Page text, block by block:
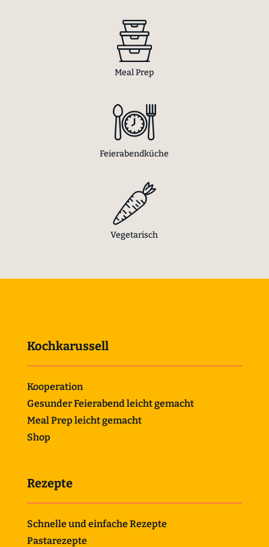
Meal Prep
Feierabendküche
Vegetarisch
Kochkarussell
Kooperation
Gesunder Feierabend leicht gemacht
Meal Prep leicht gemacht
Shop
Rezepte
Schnelle und einfache Rezepte
Pastarezepte